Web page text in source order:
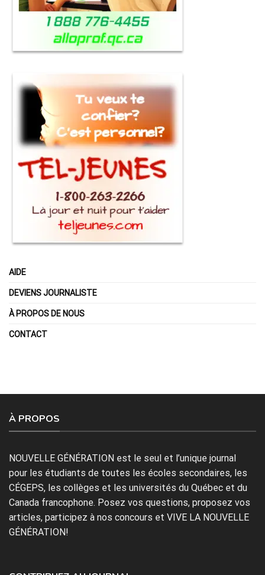
AIDE
DEVIENS JOURNALISTE
À PROPOS DE NOUS
CONTACT
À PROPOS
NOUVELLE GÉNÉRATION est le seul et l’unique journal
pour les étudiants de toutes les écoles secondaires, les
CÉGEPS, les collèges et les universités du Québec et du
Canada francophone. Posez vos questions, proposez vos
articles, participez à nos concours et VIVE LA NOUVELLE
GÉNÉRATION!